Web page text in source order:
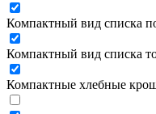
Компактный вид списка
Компактный вид списка
Компактные хлебные